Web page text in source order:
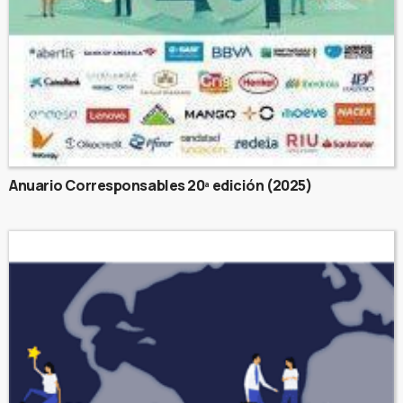
Anuario Corresponsables 20ª edición (2025)